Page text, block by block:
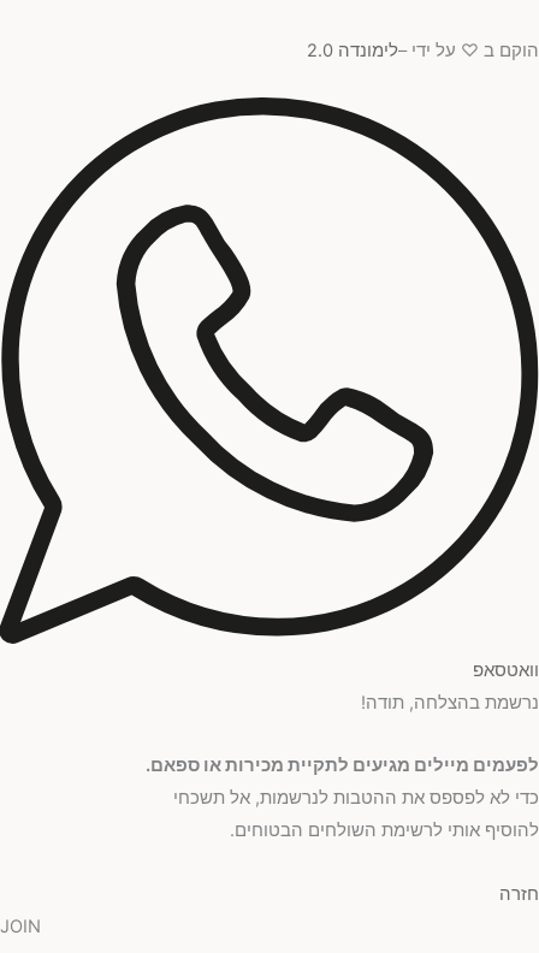
הוקם ב ♡ על ידי –לימונדה 2.0
וואטסאפ
נרשמת בהצלחה, תודה!
לפעמים מיילים מגיעים לתקיית מכירות או ספאם.
כדי לא לפספס את ההטבות לנרשמות, אל תשכחי
להוסיף אותי לרשימת השולחים הבטוחים.
חזרה
JOIN